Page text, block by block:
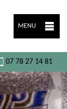
MENU
07 78 27 14 81